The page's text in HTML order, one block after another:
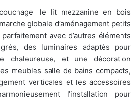
le lit mezzanine en bois
globale d’aménagement petits
avec d’autres éléments
des luminaires adaptés pour
chaleureuse, et une décoration
meubles salle de bains compacts,
verticales et les accessoires
l’installation pour